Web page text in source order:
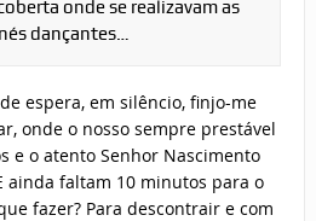
onde se realizavam as
dançantes…
espera, em silêncio, finjo-me
onde o nosso sempre prestável
e o atento Senhor Nascimento
ainda faltam 10 minutos para o
fazer? Para descontrair e com